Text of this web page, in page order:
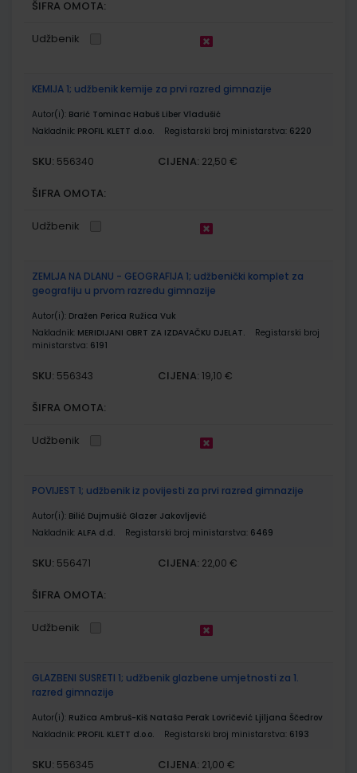
ŠIFRA OMOTA:
Udžbenik
KEMIJA 1; udžbenik kemije za prvi razred gimnazije
Autor(i): Barić Tominac Habuš Liber Vladušić
Nakladnik: PROFIL KLETT d.o.o. Registarski broj ministarstva: 6220
SKU: 556340 CIJENA: 22,50 €
ŠIFRA OMOTA:
Udžbenik
ZEMLJA NA DLANU - GEOGRAFIJA 1; udžbenički komplet za
geografiju u prvom razredu gimnazije
Autor(i): Dražen Perica Ružica Vuk
Nakladnik: MERIDIJANI OBRT ZA IZDAVAČKU DJELAT.
Registarski broj
ministarstva: 6191
SKU: 556343 CIJENA: 19,10 €
ŠIFRA OMOTA:
Udžbenik
POVIJEST 1; udžbenik iz povijesti za prvi razred gimnazije
Autor(i): Bilić Dujmušić Glazer Jakovljević
Nakladnik: ALFA d.d. Registarski broj ministarstva: 6469
SKU: 556471 CIJENA: 22,00 €
ŠIFRA OMOTA:
Udžbenik
GLAZBENI SUSRETI 1; udžbenik glazbene umjetnosti za 1.
razred gimnazije
Autor(i): Ružica Ambruš-Kiš Nataša Perak Lovričević Ljiljana Ščedrov
Nakladnik: PROFIL KLETT d.o.o. Registarski broj ministarstva: 6193
SKU: 556345 CIJENA: 21,00 €